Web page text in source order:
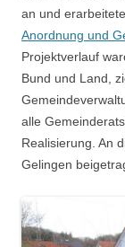
an und
Anordnung und
Projektverlauf
Bund und Land,
alle
Realisierung. An
Gelingen